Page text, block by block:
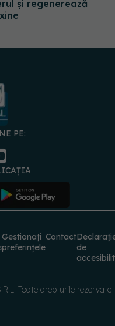
PE:
Gestionați Contact